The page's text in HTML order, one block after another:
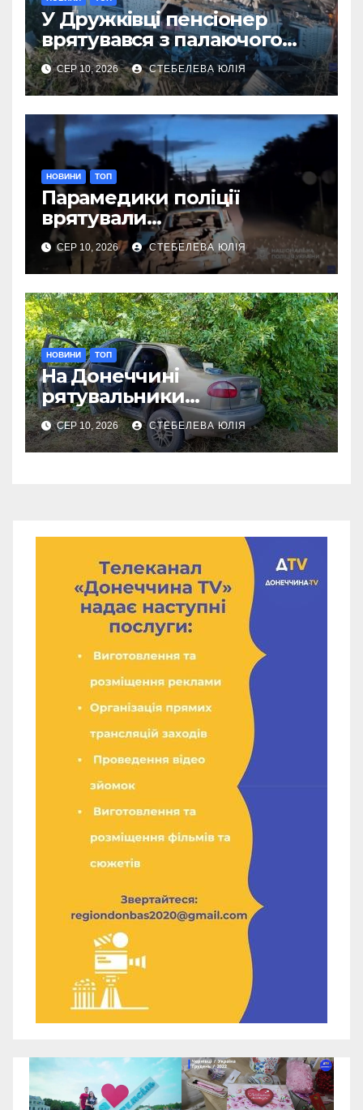
У Дружківці пенсіонер
врятувався з палаючого
після авіаудару будинку
СЕР 10, 2026 СТЕБЕЛЕВА ЮЛІЯ
НОВИНИ ТОП
Парамедики поліції
врятували
важкопораненого чоловіка
в Краматорську
СЕР 10, 2026 СТЕБЕЛЕВА ЮЛІЯ
НОВИНИ ТОП
На Донеччині
рятувальники
деблокували чоловіка
після ДТП
СЕР 10, 2026 СТЕБЕЛЕВА ЮЛІЯ